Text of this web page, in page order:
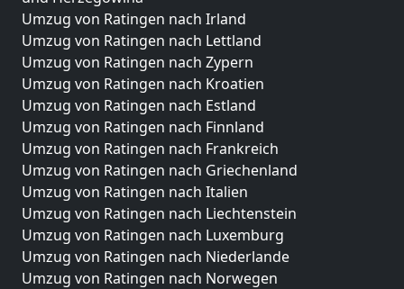
Umzug von Ratingen nach Irland
Umzug von Ratingen nach Lettland
Umzug von Ratingen nach Zypern
Umzug von Ratingen nach Kroatien
Umzug von Ratingen nach Estland
Umzug von Ratingen nach Finnland
Umzug von Ratingen nach Frankreich
Umzug von Ratingen nach Griechenland
Umzug von Ratingen nach Italien
Umzug von Ratingen nach Liechtenstein
Umzug von Ratingen nach Luxemburg
Umzug von Ratingen nach Niederlande
Umzug von Ratingen nach Norwegen